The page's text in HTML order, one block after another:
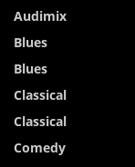
Audimix
Blues
Blues
Classical
Classical
Comedy